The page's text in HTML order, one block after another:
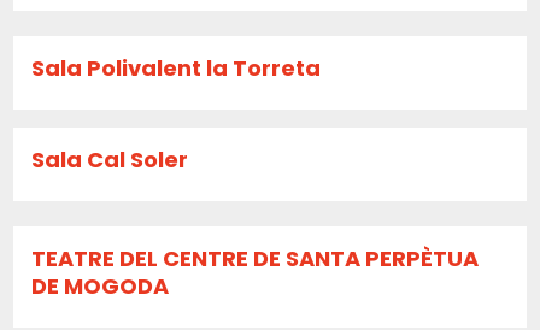
Sala Polivalent la Torreta
Sala Cal Soler
TEATRE DEL CENTRE DE SANTA PERPÈTUA
DE MOGODA